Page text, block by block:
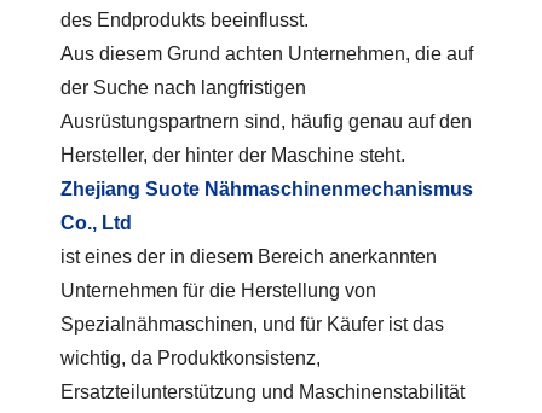
des Endprodukts beeinflusst.
Aus diesem Grund achten Unternehmen, die auf
der Suche nach langfristigen
Ausrüstungspartnern sind, häufig genau auf den
Hersteller, der hinter der Maschine steht.
Zhejiang Suote Nähmaschinenmechanismus
Co., Ltd
ist eines der in diesem Bereich anerkannten
Unternehmen für die Herstellung von
Spezialnähmaschinen, und für Käufer ist das
wichtig, da Produktkonsistenz,
Ersatzteilunterstützung und Maschinenstabilität